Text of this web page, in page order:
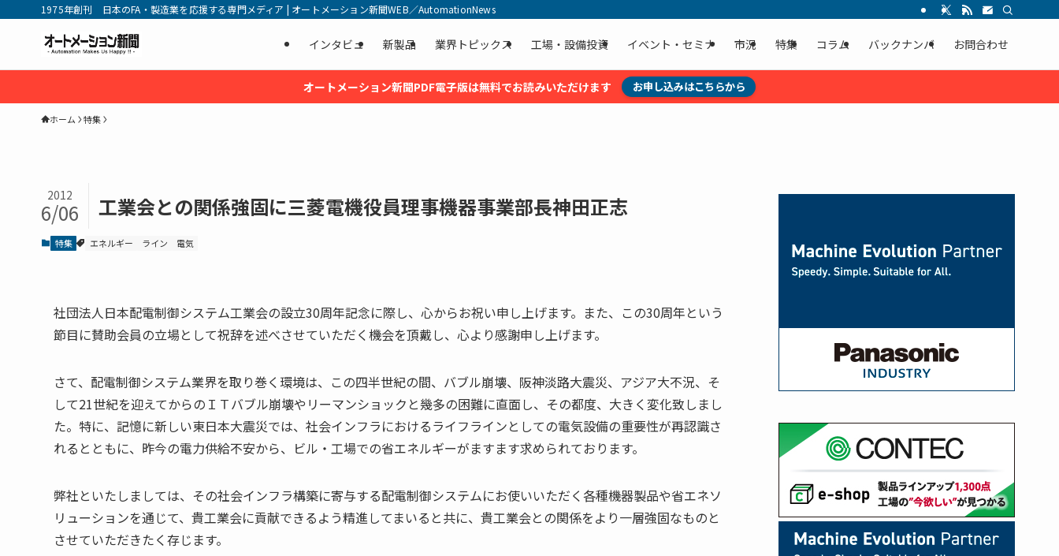
1975年創刊 日本のFA・製造業を応援する専門メディア | オートメーション新聞WEB／AutomationNews
インタビュ 新製品 業界トピックス 工場・設備投資 イベント・セミナ 市況 特集 コラム バックナンバ お問合わせ
オートメーション新聞PDF電子版は無料でお読みいただけます お申し込みはこちらから
ホーム 特集
工業会との関係強固に三菱電機役員理事機器事業部長神田正志
2012
6/06
特集 エネルギー ライン 電気
社団法人日本配電制御システム工業会の設立30周年記念に際し、心からお祝い申し上げます。また、この30周年という
節目に賛助会員の立場として祝辞を述べさせていただく機会を頂戴し、心より感謝申し上げます。
さて、配電制御システム業界を取り巻く環境は、この四半世紀の間、バブル崩壊、阪神淡路大震災、アジア大不況、そ
して21世紀を迎えてからのＩＴバブル崩壊やリーマンショックと幾多の困難に直面し、その都度、大きく変化致しまし
た。特に、記憶に新しい東日本大震災では、社会インフラにおけるライフラインとしての電気設備の重要性が再認識さ
れるとともに、昨今の電力供給不安から、ビル・工場での省エネルギーがますます求められております。
弊社といたしましては、その社会インフラ構築に寄与する配電制御システムにお使いいただく各種機器製品や省エネソ
リューションを通じて、貴工業会に貢献できるよう精進してまいると共に、貴工業会との関係をより一層強固なものと
させていただきたく存じます。